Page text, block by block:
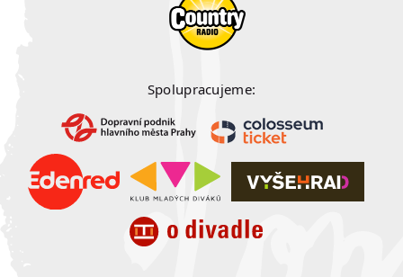
Spolupracujeme: